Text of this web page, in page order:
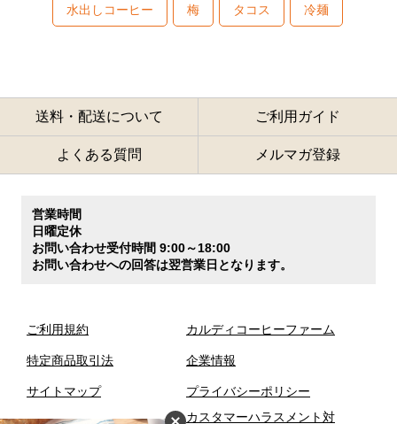
水出しコーヒー 梅 タコス 冷麺
送料・配送について ご利用ガイド
よくある質問 メルマガ登録
営業時間
日曜定休
お問い合わせ受付時間 9:00～18:00
お問い合わせへの回答は翌営業日となります。
ご利用規約
特定商品取引法
サイトマップ
カルディコーヒーファーム
企業情報
プライバシーポリシー
カスタマーハラスメント対